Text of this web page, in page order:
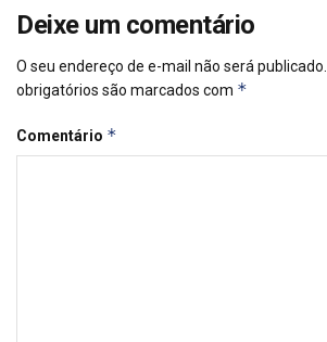
Deixe um comentário
O seu endereço de e-mail não será publicado.
obrigatórios são marcados com *
Comentário *